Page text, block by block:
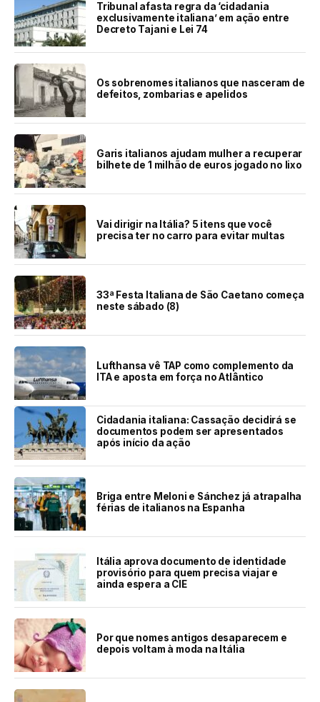
Tribunal afasta regra da ‘cidadania
exclusivamente italiana’ em ação entre
Decreto Tajani e Lei 74
Os sobrenomes italianos que nasceram de
defeitos, zombarias e apelidos
Garis italianos ajudam mulher a recuperar
bilhete de 1 milhão de euros jogado no lixo
Vai dirigir na Itália? 5 itens que você
precisa ter no carro para evitar multas
33ª Festa Italiana de São Caetano começa
neste sábado (8)
Lufthansa vê TAP como complemento da
ITA e aposta em força no Atlântico
Cidadania italiana: Cassação decidirá se
documentos podem ser apresentados
após início da ação
Briga entre Meloni e Sánchez já atrapalha
férias de italianos na Espanha
Itália aprova documento de identidade
provisório para quem precisa viajar e
ainda espera a CIE
Por que nomes antigos desaparecem e
depois voltam à moda na Itália